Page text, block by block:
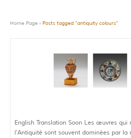
Home Page › Posts tagged "antiquity colours"
English Translation Soon Les œuvres qui
l’Antiquité sont souvent dominées par la